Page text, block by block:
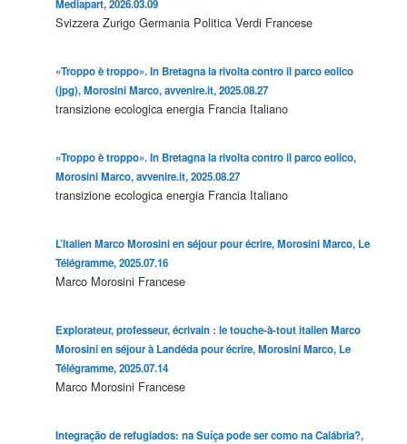
Mediapart, 2026.03.09
Svizzera Zurigo Germania Politica Verdi Francese
«Troppo è troppo». In Bretagna la rivolta contro il parco eolico
(jpg), Morosini Marco, avvenire.it, 2025.08.27
transizione ecologica energia Francia Italiano
«Troppo è troppo». In Bretagna la rivolta contro il parco eolico,
Morosini Marco, avvenire.it, 2025.08.27
transizione ecologica energia Francia Italiano
L’Italien Marco Morosini en séjour pour écrire, Morosini Marco, Le
Télégramme, 2025.07.16
Marco Morosini Francese
Explorateur, professeur, écrivain : le touche-à-tout italien Marco
Morosini en séjour à Landéda pour écrire, Morosini Marco, Le
Télégramme, 2025.07.14
Marco Morosini Francese
Integração de refugiados: na Suíça pode ser como na Calábria?,